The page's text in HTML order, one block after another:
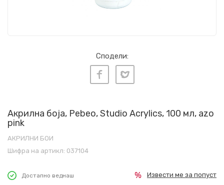
Сподели:
Акрилна боја, Pebeo, Studio Acrylics, 100 мл, azo
pink
АКРИЛНИ БОИ
Шифра на артикл: 037104
Достапно веднаш Извести ме за попуст